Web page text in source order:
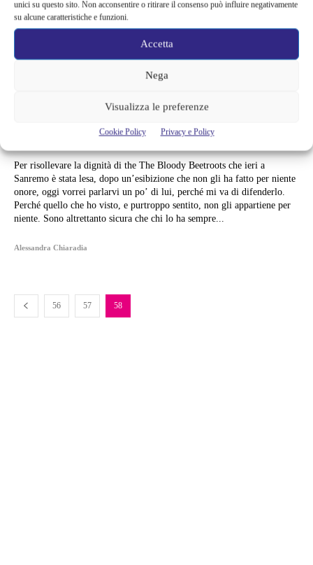
unici su questo sito. Non acconsentire o ritirare il consenso può influire negativamente
su alcune caratteristiche e funzioni.
Accetta
Nega
Visualizza le preferenze
Cookie Policy Privacy e Policy
I LOVE THE BLOODY
BEETROOTS. MA NON A SANREMO
Per risollevare la dignità di the The Bloody Beetroots che ieri a
Sanremo è stata lesa, dopo un’esibizione che non gli ha fatto per niente
onore, oggi vorrei parlarvi un po’ di lui, perché mi va di difenderlo.
Perché quello che ho visto, e purtroppo sentito, non gli appartiene per
niente. Sono altrettanto sicura che chi lo ha sempre...
Alessandra Chiaradia
56 57 58